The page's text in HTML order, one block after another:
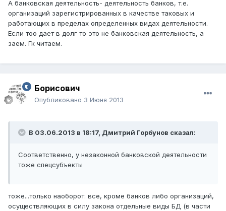
А банковская деятельность- деятельность банков, т.е.
организаций зарегистрированных в качестве таковых и
работающих в пределах определенных видах деятельности.
Если тоо дает в долг то это не банковская деятельность, а
заем. Гк читаем.
Борисович
Опубликовано 3 Июня 2013
В 03.06.2013 в 18:17, Дмитрий Горбунов сказал:
Соответственно, у незаконной банковской деятельности
тоже спецсубъекты
тоже...только наоборот. все, кроме банков либо организаций,
осуществляющих в силу закона отдельные виды БД (в части